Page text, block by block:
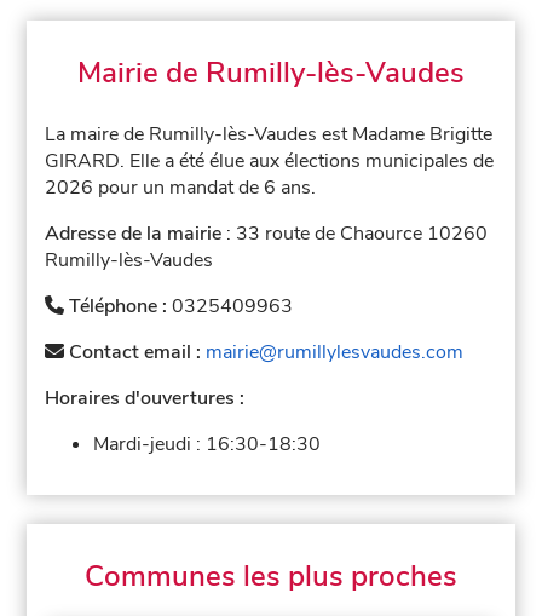
Mairie de Rumilly-lès-Vaudes
La maire de Rumilly-lès-Vaudes est Madame Brigitte
GIRARD. Elle a été élue aux élections municipales de
2026 pour un mandat de 6 ans.
Adresse de la mairie : 33 route de Chaource 10260
Rumilly-lès-Vaudes
Téléphone :0325409963
Contact email : mairie@rumillylesvaudes.com
Horaires d'ouvertures :
Mardi-jeudi : 16:30-18:30
Communes les plus proches